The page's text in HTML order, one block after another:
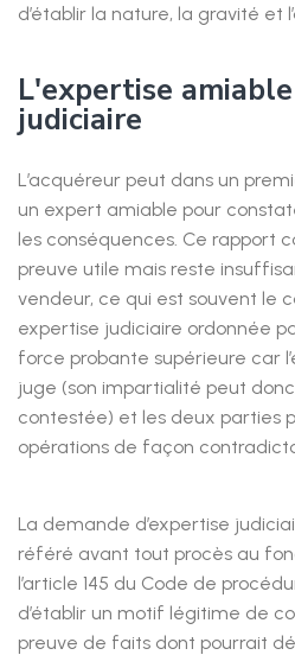
d’établir la nature, la gravité et
L'expertise
judiciaire
L’acquéreur peut dans un
un expert amiable pour
les conséquences. Ce rapport
preuve utile mais reste
vendeur, ce qui est souvent le
expertise judiciaire ordonnée
force probante supérieure car
juge (son impartialité peut
contestée) et les deux parties
opérations de façon
La demande d’expertise
référé avant tout procès au
l’article 145 du Code de
d’établir un motif légitime de
preuve de faits dont pourrait